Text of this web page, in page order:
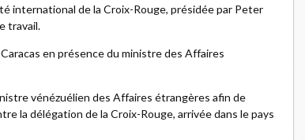
international de la Croix-Rouge, présidée par Peter
travail.
en présence du ministre des Affaires
vénézuélien des Affaires étrangères afin de
la délégation de la Croix-Rouge, arrivée dans le pays